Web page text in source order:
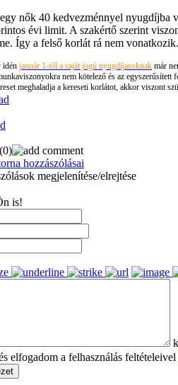
nők 40 kedvezménnyel
évi limit. A szakértő szerint
Így a felső korlát rá nem vonatkozik.
idén január 1-től a saját jogú nyugdíjasoknak már
nem kötelező és az
meghaladja a kereseti korlátot, akkor viszont
(0)
hozzászólásai
megjelenítése/elrejtése
is!
elfogadom a felhasználás feltételeivel